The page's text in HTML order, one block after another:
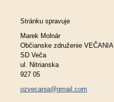
Stránku spravuje
Marek Molnár
Občianske združenie VEČANIA
SD Veča
ul. Nitrianska
927 05
ozvecania@gmail.com